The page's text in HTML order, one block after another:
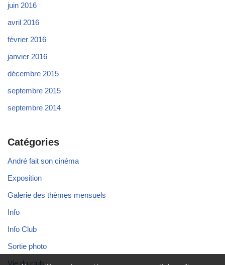
juin 2016
avril 2016
février 2016
janvier 2016
décembre 2015
septembre 2015
septembre 2014
Catégories
André fait son cinéma
Exposition
Galerie des thèmes mensuels
Info
Info Club
Sortie photo
Vie du club